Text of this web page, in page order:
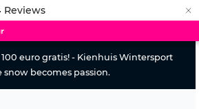
Reviews ×
euro gratis! - Kienhuis Wintersport
snow becomes passion.